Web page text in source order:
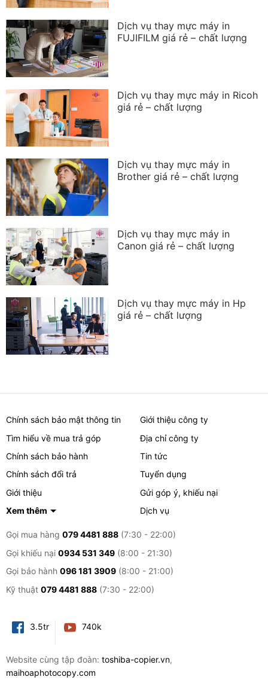
Dịch vụ thay mực máy in
FUJIFILM giá rẻ – chất lượng
Dịch vụ thay mực máy in Ricoh
giá rẻ – chất lượng
Dịch vụ thay mực máy in
Brother giá rẻ – chất lượng
Dịch vụ thay mực máy in
Canon giá rẻ – chất lượng
Dịch vụ thay mực máy in Hp
giá rẻ – chất lượng
Chính sách bảo mật thông tin
Tìm hiểu về mua trả góp
Chính sách bảo hành
Chính sách đổi trả
Giới thiệu
Xem thêm
Giới thiệu công ty
Địa chỉ công ty
Tin tức
Tuyển dụng
Gửi góp ý, khiếu nại
Dịch vụ
Gọi mua hàng 079 4481 888 (7:30 - 22:00)
Gọi khiếu nại 0934 531 349 (8:00 - 21:30)
Gọi bảo hành 096 181 3909 (8:00 - 21:00)
Kỹ thuật 079 4481 888 (7:30 - 22:00)
3.5tr 740k
Website cùng tập đoàn: toshiba-copier.vn,
maihoaphotocopy.com